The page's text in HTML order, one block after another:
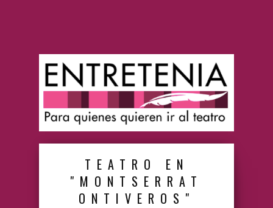
TEATRO EN
"MONTSERRAT
ONTIVEROS"